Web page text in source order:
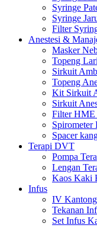
Syringe
Syringe
Filter
Anestesi &
Masker
Topeng
Sirkuit
Topeng
Kit Sirkuit
Sirkuit
Filter HME
Spirometer
Spacer
Terapi DVT
Pompa
Lengan
Kaos Kaki
Infus
IV Kantong
Tekanan
Set Infus